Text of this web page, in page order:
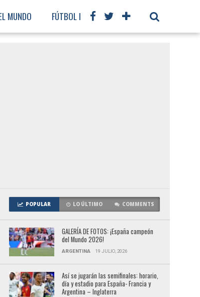
MUNDO FÚTBOL INTERNACIONAL
POPULAR LO ÚLTIMO COMMENTS
GALERÍA DE FOTOS: ¡España campeón
del Mundo 2026!
ARGENTINA 19 JULIO, 2026
Así se jugarán las semifinales: horario,
día y estadio para España- Francia y
Argentina – Inglaterra